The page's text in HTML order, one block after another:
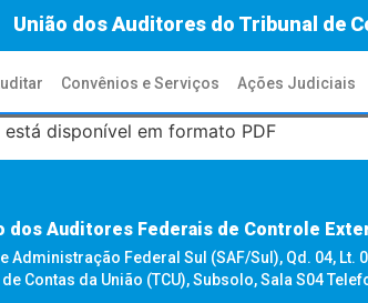
União dos Auditores do Tribunal de
Convênios e Serviços Ações Judiciais
disponível em formato PDF
dos Auditores Federais de Controle
Administração Federal Sul (SAF/Sul), Qd. 04, Lt.
Contas da União (TCU), Subsolo, Sala S04